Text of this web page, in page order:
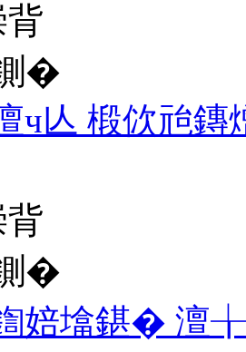
背
�
ч亾 椴佽兘鏄
背
�
婄墖鍖� 澶